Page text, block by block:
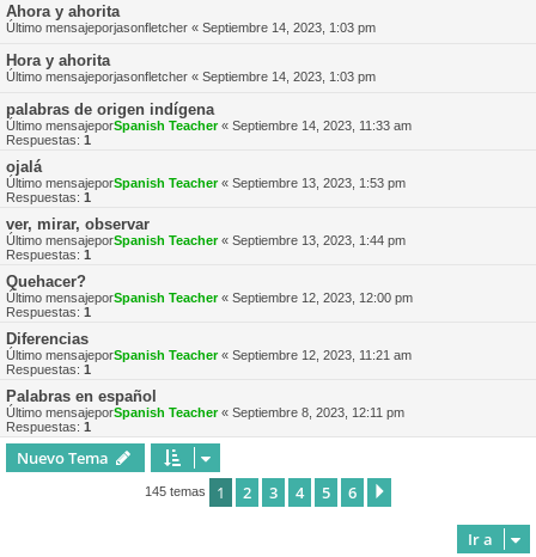
Ahora y ahorita
Último mensajeporjasonfletcher « Septiembre 14, 2023, 1:03 pm
Hora y ahorita
Último mensajeporjasonfletcher « Septiembre 14, 2023, 1:03 pm
palabras de origen indígena
Último mensajeporSpanish Teacher« Septiembre 14, 2023, 11:33 am
Respuestas: 1
ojalá
Último mensajeporSpanish Teacher« Septiembre 13, 2023, 1:53 pm
Respuestas: 1
ver, mirar, observar
Último mensajeporSpanish Teacher« Septiembre 13, 2023, 1:44 pm
Respuestas: 1
Quehacer?
Último mensajeporSpanish Teacher« Septiembre 12, 2023, 12:00 pm
Respuestas: 1
Diferencias
Último mensajeporSpanish Teacher« Septiembre 12, 2023, 11:21 am
Respuestas: 1
Palabras en español
Último mensajeporSpanish Teacher« Septiembre 8, 2023, 12:11 pm
Respuestas: 1
Nuevo Tema
145 temas 1 2 3 4 5 6
Ir a